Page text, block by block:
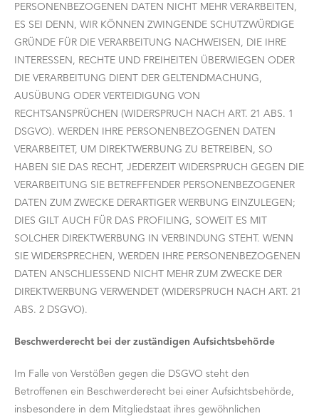
PERSONENBEZOGENEN DATEN NICHT MEHR VERARBEITEN,
ES SEI DENN, WIR KÖNNEN ZWINGENDE SCHUTZWÜRDIGE
GRÜNDE FÜR DIE VERARBEITUNG NACHWEISEN, DIE IHRE
INTERESSEN, RECHTE UND FREIHEITEN ÜBERWIEGEN ODER
DIE VERARBEITUNG DIENT DER GELTENDMACHUNG,
AUSÜBUNG ODER VERTEIDIGUNG VON
RECHTSANSPRÜCHEN (WIDERSPRUCH NACH ART. 21 ABS. 1
DSGVO). WERDEN IHRE PERSONENBEZOGENEN DATEN
VERARBEITET, UM DIREKTWERBUNG ZU BETREIBEN, SO
HABEN SIE DAS RECHT, JEDERZEIT WIDERSPRUCH GEGEN DIE
VERARBEITUNG SIE BETREFFENDER PERSONENBEZOGENER
DATEN ZUM ZWECKE DERARTIGER WERBUNG EINZULEGEN;
DIES GILT AUCH FÜR DAS PROFILING, SOWEIT ES MIT
SOLCHER DIREKTWERBUNG IN VERBINDUNG STEHT. WENN
SIE WIDERSPRECHEN, WERDEN IHRE PERSONENBEZOGENEN
DATEN ANSCHLIESSEND NICHT MEHR ZUM ZWECKE DER
DIREKTWERBUNG VERWENDET (WIDERSPRUCH NACH ART. 21
ABS. 2 DSGVO).
Beschwerderecht bei der zuständigen Aufsichtsbehörde
Im Falle von Verstößen gegen die DSGVO steht den
Betroffenen ein Beschwerderecht bei einer Aufsichtsbehörde,
insbesondere in dem Mitgliedstaat ihres gewöhnlichen